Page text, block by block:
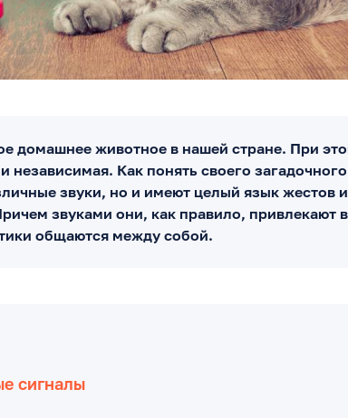
домашнее животное в нашей стране. При
независимая. Как понять своего
звуки, но и имеют целый язык жестов и
звуками они, как правило, привлекают
общаются между собой.
сигналы